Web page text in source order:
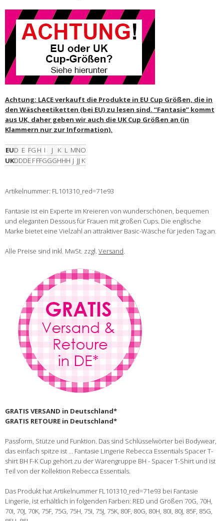
Achtung: LACE verkauft die Produkte in EU Cup Größen, die in
den Wäscheetiketten (bei EU) zu lesen sind. “Fantasie” kommt
aus UK, daher geben wir auch die UK Cup Größen an (in
Klammern nur zur Information).
EUD E FG H I J K L MNO
UKDDDEFFFGGGHHH J JJ K
Artikelnummer: FL101310_red=71e93
Fantasie ist ein Experte im Kreieren von wunderschönen, bequemen
und eleganten Dessous für Frauen mit großen Cups. Die englische
Marke bietet eine Vielzahl an attraktiver Basic-Wäsche für jeden Tag an.
Alle Preise sind inkl. MwSt. zzgl. Versand.
GRATIS VERSAND in Deutschland*
GRATIS RETOURE in Deutschland*
Passform, Stütze und Funktion. Das sind Schlüsselwörter bei Bodywear,
das einfach spitze ist ... Fantasie Lingerie Rebecca Essentials Spacer T-
shirt BH F-K Cup gehört zu der Warengruppe BH - Spacer T-Shirt und ist
Teil von der Kollektion Rebecca Essentials.
Das Produkt hat Artikelnummer FL101310_red=71e93 bei Fantasie
Lingerie, ist erhältlich in folgenden Farben: RED und Größen 70G, 70H,
70I, 70J, 70K, 75F, 75G, 75H, 75I, 75J, 75K, 80F, 80G, 80H, 80I, 80J, 85F, 85G,